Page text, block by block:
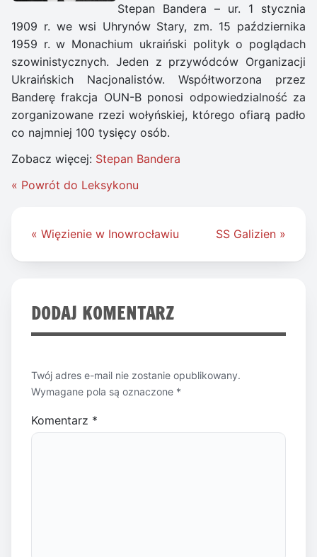
Stepan Bandera – ur. 1 stycznia
1909 r. we wsi Uhrynów Stary, zm. 15 października
1959 r. w Monachium ukraiński polityk o poglądach
szowinistycznych. Jeden z przywódców Organizacji
Ukraińskich Nacjonalistów. Współtworzona przez
Banderę frakcja OUN-B ponosi odpowiedzialność za
zorganizowane rzezi wołyńskiej, którego ofiarą padło
co najmniej 100 tysięcy osób.
Zobacz więcej: Stepan Bandera
« Powrót do Leksykonu
Nawigacja
« Więzienie w Inowrocławiu SS Galizien »
DODAJ KOMENTARZ
Twój adres e-mail nie zostanie opublikowany.
Wymagane pola są oznaczone *
Komentarz *